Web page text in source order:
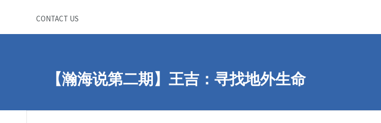
CONTACT US
【瀚海说第二期】王吉：寻找地外生命